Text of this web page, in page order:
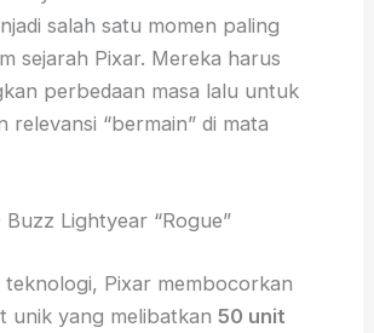
salah satu momen paling
sejarah Pixar. Mereka harus
perbedaan masa lalu untuk
relevansi “bermain” di mata
Lightyear “Rogue”
teknologi, Pixar membocorkan
unik yang melibatkan50 unit